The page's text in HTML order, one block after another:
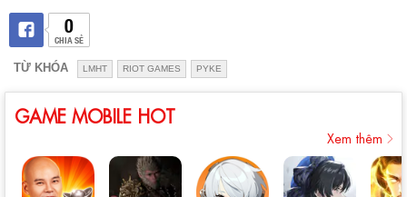
0
CHIA SẺ
TỪ KHÓA LMHT RIOT GAMES PYKE
GAME MOBILE HOT
Xem thêm